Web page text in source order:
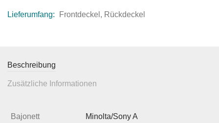
Lieferumfang: Frontdeckel, Rückdeckel
Beschreibung
Zusätzliche Informationen
Bajonett Minolta/Sony A